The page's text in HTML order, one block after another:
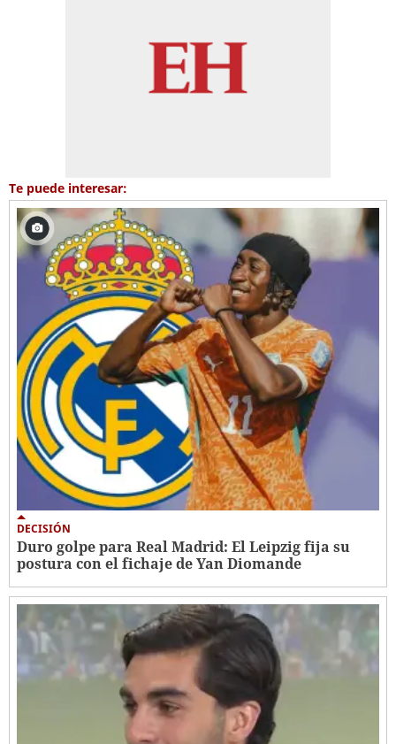
Te puede interesar:
DECISIÓN
Duro golpe para Real Madrid: El Leipzig fija su
postura con el fichaje de Yan Diomande